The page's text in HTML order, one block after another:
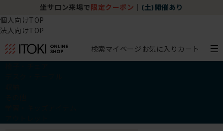
坐サロン来場で 限定クーポン (土)開催あり
個人向けTOP
法人向けTOP
検索マイページ お気に入り カート